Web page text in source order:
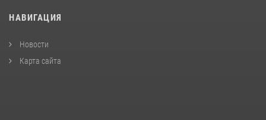
НАВИГАЦИЯ
Новости
Карта сайта